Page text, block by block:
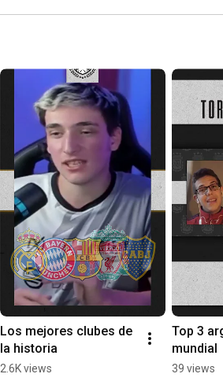
Los mejores clubes de
la historia
2.6K views
Top 3
mundial
39 views